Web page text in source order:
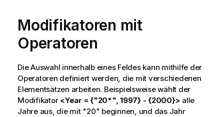
Modifikatoren mit
Operatoren
Die Auswahl innerhalb eines Feldes kann mithilfe der
Operatoren definiert werden, die mit verschiedenen
Elementsätzen arbeiten. Beispielsweise wählt der
Modifikator <Year = {"20*", 1997} - {2000}> alle
Jahre aus, die mit "20" beginnen, und das Jahr